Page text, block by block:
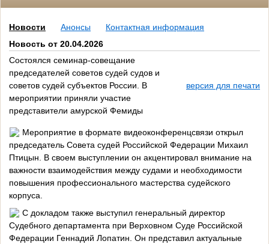
Новости Анонсы
Контактная информация
Новость от 20.04.2026
Состоялся семинар-совещание
председателей советов судей судов и
советов судей субъектов России. В
мероприятии приняли участие
представители амурской Фемиды
версия для печати
Мероприятие в формате видеоконференцсвязи открыл
председатель Совета судей Российской Федерации Михаил
Птицын. В своем выступлении он акцентировал внимание на
важности взаимодействия между судами и необходимости
повышения профессионального мастерства судейского
корпуса.
С докладом также выступил генеральный директор
Судебного департамента при Верховном Суде Российской
Федерации Геннадий Лопатин. Он представил актуальные